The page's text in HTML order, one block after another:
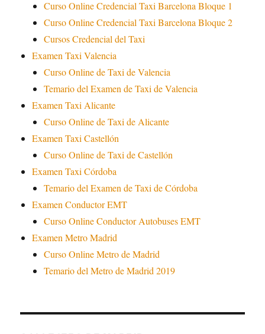
Curso Online Credencial Taxi Barcelona Bloque 1
Curso Online Credencial Taxi Barcelona Bloque 2
Cursos Credencial del Taxi
Examen Taxi Valencia
Curso Online de Taxi de Valencia
Temario del Examen de Taxi de Valencia
Examen Taxi Alicante
Curso Online de Taxi de Alicante
Examen Taxi Castellón
Curso Online de Taxi de Castellón
Examen Taxi Córdoba
Temario del Examen de Taxi de Córdoba
Examen Conductor EMT
Curso Online Conductor Autobuses EMT
Examen Metro Madrid
Curso Online Metro de Madrid
Temario del Metro de Madrid 2019